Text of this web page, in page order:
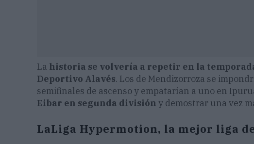
La historia se volvería a repetir en la
Deportivo Alavés. Los de Mendizorroza se
semifinales de ascenso y empatarían a uno en
Eibar en segunda división y demostrar una vez
LaLiga Hypermotion, la mejor liga